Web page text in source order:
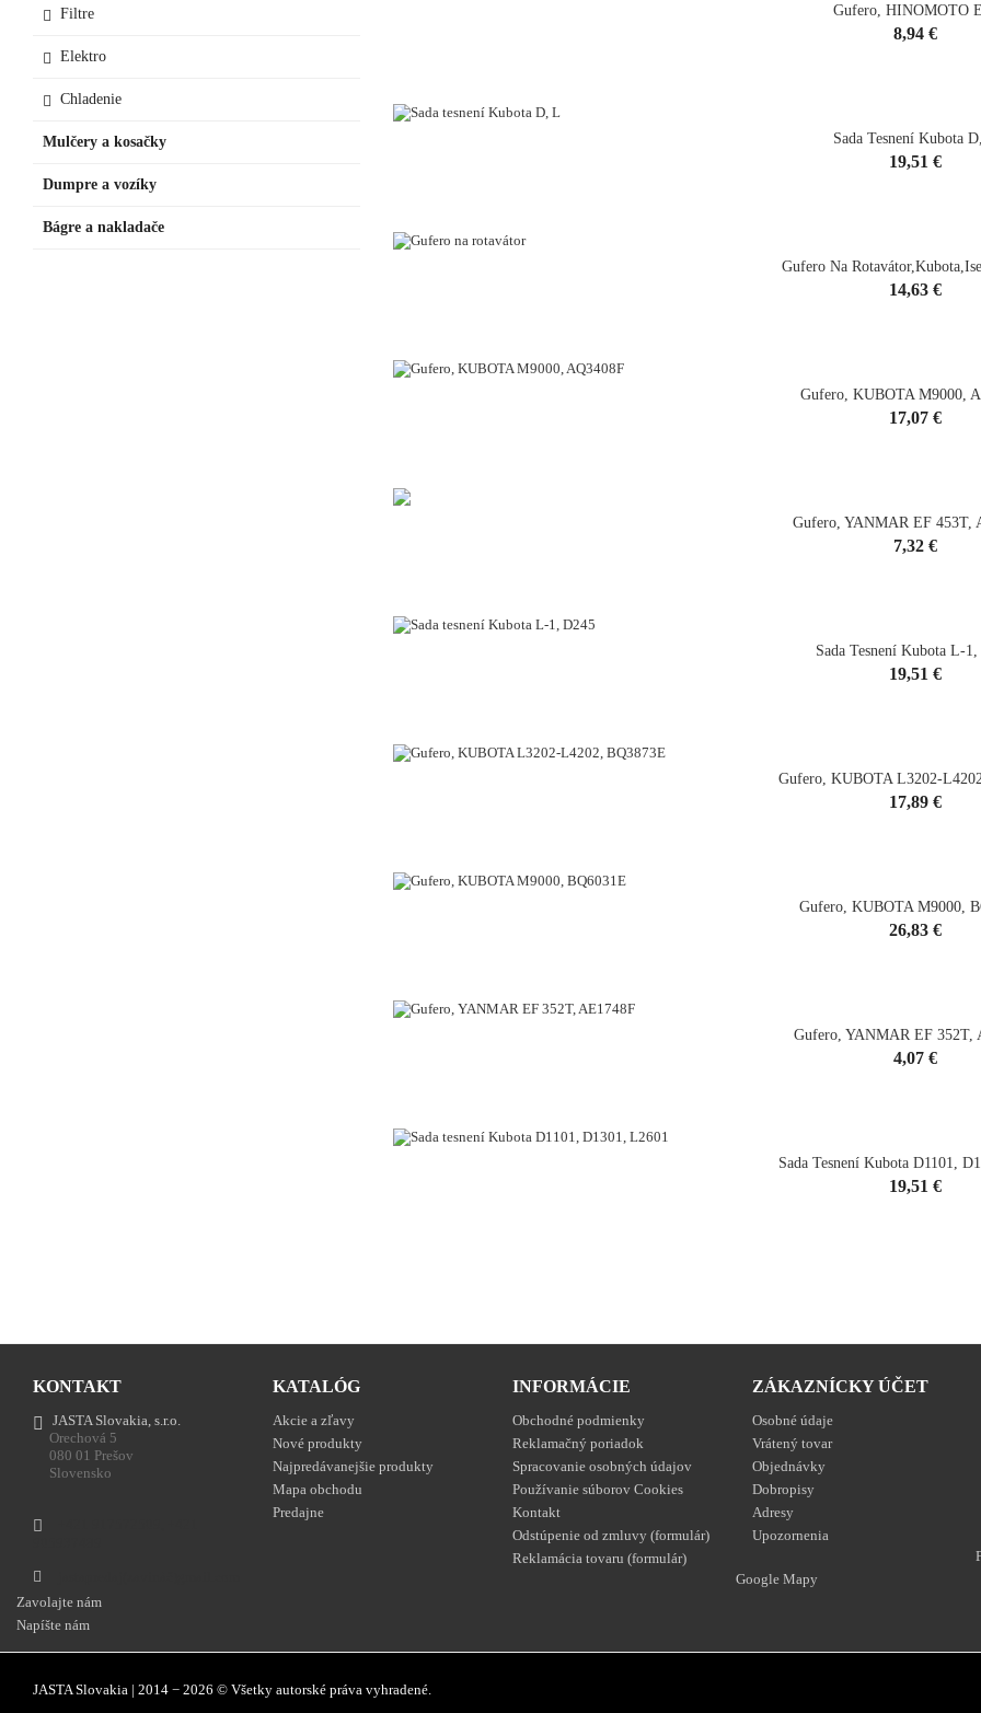
Filtre
Elektro
Chladenie
Mulčery a kosačky
Dumpre a vozíky
Bágre a nakladače
Gufero, HINOMOTO
Cena
8,94 €
Sada Tesnení Kubota
Cena
19,51 €
Gufero Na
Cena
14,63 €
Gufero, KUBOTA M9000,
Cena
17,07 €
Gufero, YANMAR EF 453T,
Cena
7,32 €
Sada Tesnení Kubota L-
Cena
19,51 €
Gufero, KUBOTA L3202-
Cena
17,89 €
Gufero, KUBOTA M9000,
Cena
26,83 €
Gufero, YANMAR EF 352T,
Cena
4,07 €
Sada Tesnení Kubota D1101,
Cena
19,51 €
KONTAKT
JASTA Slovakia, s.r.o.
Orechová 5
080 01 Prešov
Slovensko
KATALÓG
Akcie a zľavy
Nové produkty
Najpredávanejšie produkty
Mapa obchodu
Predajne
INFORMÁCIE
Obchodné podmienky
Reklamačný poriadok
Spracovanie osobných údajov
Používanie súborov Cookies
Kontakt
Odstúpenie od zmluvy (formulár)
Reklamácia tovaru (formulár)
ZÁKAZNÍCKY ÚČET
Osobné údaje
Vrátený tovar
Objednávky
Dobropisy
Adresy
Upozornenia
Google Mapy
Zavolajte nám
Napíšte nám
JASTA Slovakia | 2014 − 2026 © Všetky autorské práva vyhradené.